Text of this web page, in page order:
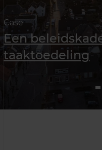
Case
Een
taaktoedeling